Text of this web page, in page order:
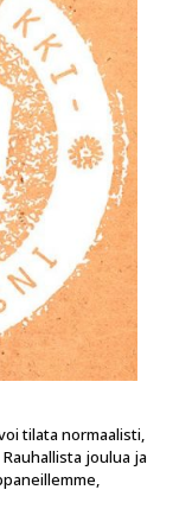
tilata normaalisti,
joulua ja